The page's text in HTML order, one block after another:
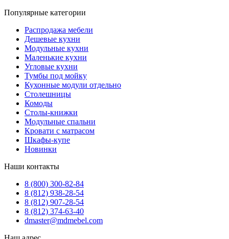
Популярные категории
Распродажа мебели
Дешевые кухни
Модульные кухни
Маленькие кухни
Угловые кухни
Тумбы под мойку
Кухонные модули отдельно
Столешницы
Комоды
Столы-книжки
Модульные спальни
Кровати с матрасом
Шкафы-купе
Новинки
Наши контакты
8 (800) 300-82-84
8 (812) 938-28-54
8 (812) 907-28-54
8 (812) 374-63-40
dmaster@mdmebel.com